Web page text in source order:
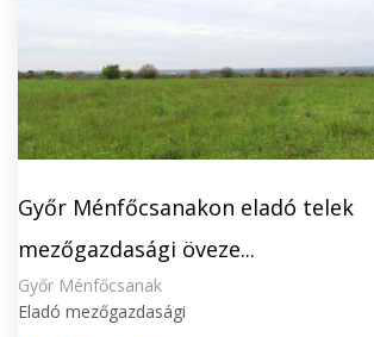
Győr Ménfőcsanakon eladó telek
mezőgazdasági öveze...
Győr Ménfőcsanak
Eladó mezőgazdasági